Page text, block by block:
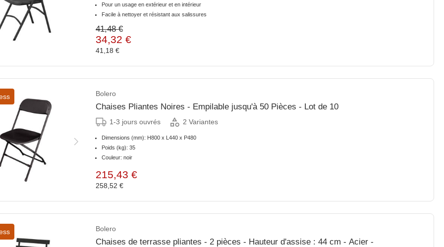
Pour un usage en extérieur et en intérieur
Facile à nettoyer et résistant aux salissures
41,48 €
34,32 €
41,18 €
Bolero
Chaises Pliantes Noires - Empilable jusqu'à 50 Pièces - Lot de 10
1-3 jours ouvrés 2 Variantes
Dimensions (mm): H800 x L440 x P480
Poids (kg): 35
Couleur: noir
215,43 €
258,52 €
Bolero
Chaises de terrasse pliantes - 2 pièces - Hauteur d'assise : 44 cm - Acier -